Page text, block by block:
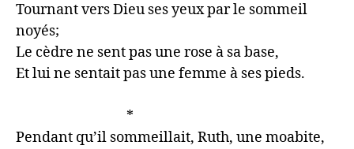
Tournant vers Dieu ses yeux par le sommeil
noyés;
Le cèdre ne sent pas une rose à sa base,
Et lui ne sentait pas une femme à ses pieds.
Pendant qu’il sommeillait, Ruth, une moabite,